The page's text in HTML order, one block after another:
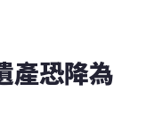
產恐降為